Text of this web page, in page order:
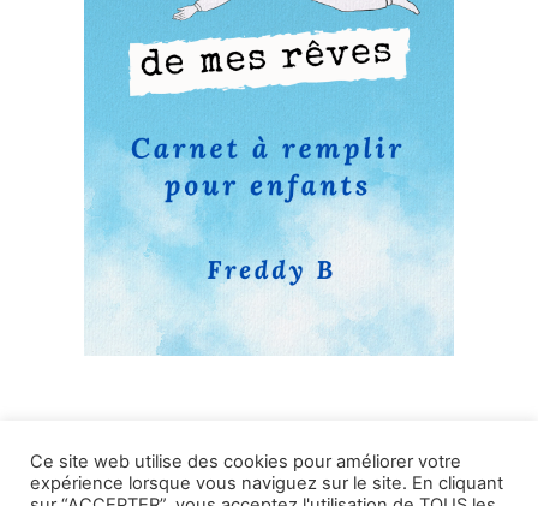
Ce site web utilise des cookies pour améliorer votre
expérience lorsque vous naviguez sur le site. En cliquant